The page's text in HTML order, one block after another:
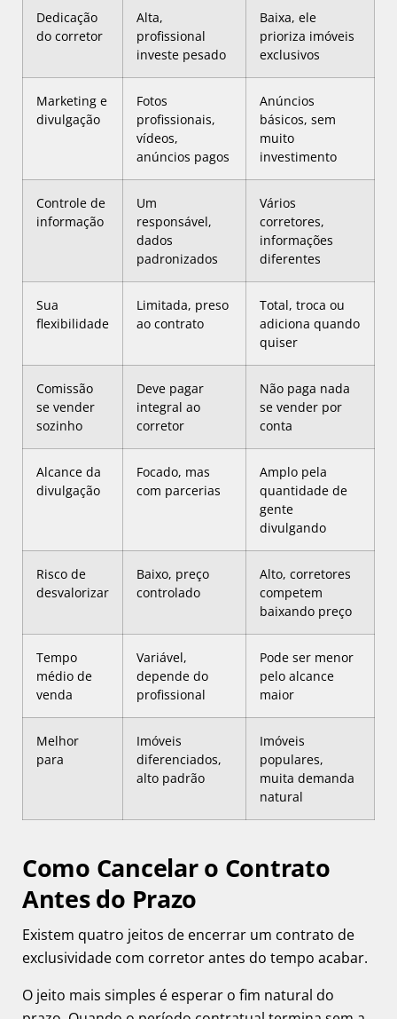
Dedicação
do corretor
Alta,
profissional
investe pesado
Baixa, ele
prioriza imóveis
exclusivos
Marketing e
divulgação
Fotos
profissionais,
vídeos,
anúncios pagos
Anúncios
básicos, sem
muito
investimento
Controle de
informação
Um
responsável,
dados
padronizados
Vários
corretores,
informações
diferentes
Sua
flexibilidade
Limitada, preso
ao contrato
Total, troca ou
adiciona quando
quiser
Comissão
se vender
sozinho
Deve pagar
integral ao
corretor
Não paga nada
se vender por
conta
Alcance da
divulgação
Focado, mas
com parcerias
Amplo pela
quantidade de
gente
divulgando
Risco de
desvalorizar
Baixo, preço
controlado
Alto, corretores
competem
baixando preço
Tempo
médio de
venda
Variável,
depende do
profissional
Pode ser menor
pelo alcance
maior
Melhor
para
Imóveis
diferenciados,
alto padrão
Imóveis
populares,
muita demanda
natural
Como Cancelar o Contrato
Antes do Prazo
Existem quatro jeitos de encerrar um contrato de
exclusividade com corretor antes do tempo acabar.
O jeito mais simples é esperar o fim natural do